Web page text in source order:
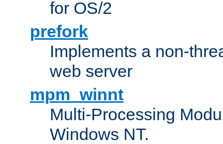
for OS/2
prefork
Implements a non-
web server
mpm_winnt
Multi-Processing
Windows NT.